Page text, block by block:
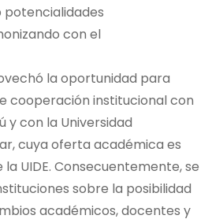
con el
la oportunidad para
cooperación institucional con
y con la Universidad
cuya oferta académica es
UIDE. Consecuentemente, se
sobre la posibilidad
académicos, docentes y